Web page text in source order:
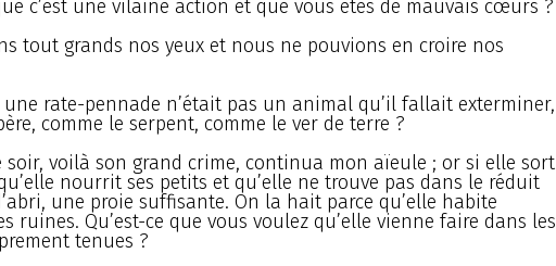
c’est une vilaine action et que vous êtes de mauvais cœurs ?
tout grands nos yeux et nous ne pouvions en croire nos
rate-pennade n’était pas un animal qu’il fallait exterminer,
comme le serpent, comme le ver de terre ?
voilà son grand crime, continua mon aïeule ; or si elle sort
nourrit ses petits et qu’elle ne trouve pas dans le réduit
une proie suffisante. On la hait parce qu’elle habite
ruines. Qu’est-ce que vous voulez qu’elle vienne faire dans les
tenues ?